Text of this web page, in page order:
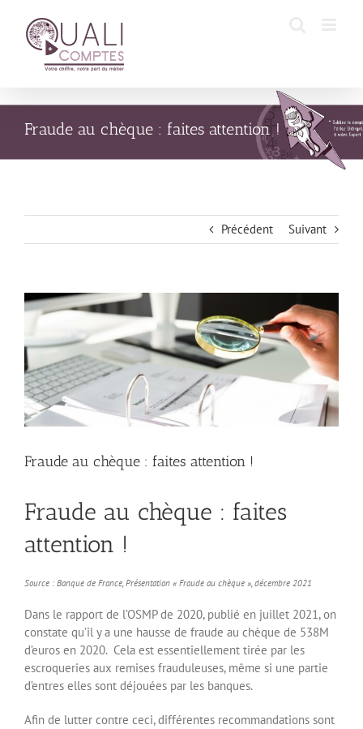
contenu
Fraude au chèque : faites attention !
Précédent Suivant
Voir
l'image
agrandie
Fraude au chèque : faites attention !
Fraude au chèque : faites
attention !
Source : Banque de France, Présentation « Fraude au chèque », décembre 2021
Dans le rapport de l’OSMP de 2020, publié en juillet 2021, on
constate qu’il y a une hausse de fraude au chèque de 538M
d’euros en 2020. Cela est essentiellement tirée par les
escroqueries aux remises frauduleuses, même si une partie
d’entres elles sont déjouées par les banques.
Afin de lutter contre ceci, différentes recommandations sont